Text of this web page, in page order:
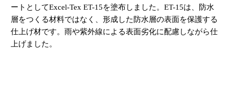
ートとしてExcel-Tex ET-15を塗布しました。ET-15は、防水
層をつくる材料ではなく、形成した防水層の表面を保護する
仕上げ材です。雨や紫外線による表面劣化に配慮しながら仕
上げました。